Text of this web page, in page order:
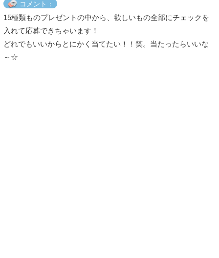
コメント：
15種類ものプレゼントの中から、欲しいもの全部にチェックを
入れて応募できちゃいます！
どれでもいいからとにかく当てたい！！笑。当たったらいいな
～☆